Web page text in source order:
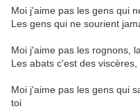
Moi j'aime pas les gens qui
Les gens qui ne sourient
Moi j'aime pas les rognons,
Les abats c'est des
Moi j'aime pas les gens qui
toi